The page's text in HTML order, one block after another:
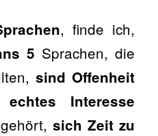
, finde ich,
5 Sprachen, die
sind Offenheit
Interesse
sich Zeit zu